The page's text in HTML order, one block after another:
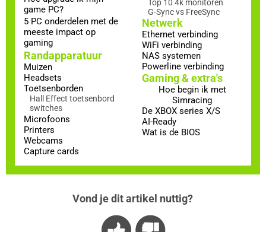
game PC?
5 PC onderdelen met de
meeste impact op
gaming
Randapparatuur
Muizen
Headsets
Toetsenborden
Hall Effect toetsenbord
switches
Microfoons
Printers
Webcams
Capture cards
Top 10 4k monitoren
G-Sync vs FreeSync
Netwerk
Ethernet verbinding
WiFi verbinding
NAS systemen
Powerline verbinding
Gaming & extra's
Hoe begin ik met
Simracing
De XBOX series X/S
AI-Ready
Wat is de BIOS
Vond je dit artikel nuttig?